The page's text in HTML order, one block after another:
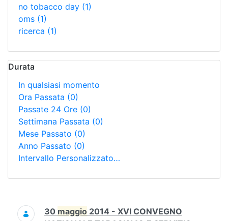
no tobacco day (1)
oms (1)
ricerca (1)
Durata
In qualsiasi momento
Ora Passata (0)
Passate 24 Ore (0)
Settimana Passata (0)
Mese Passato (0)
Anno Passato (0)
Intervallo Personalizzato…
Ricerca
30 maggio 2014 - XVI CONVEGNO